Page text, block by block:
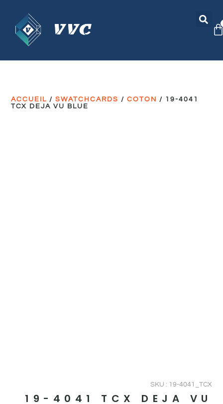
ACCUEIL /SWATCHCARDS /COTON / 19-4041
TCX DEJA VU BLUE
SKU : 19-4041_TCX
19-4041 TCX DEJA VU